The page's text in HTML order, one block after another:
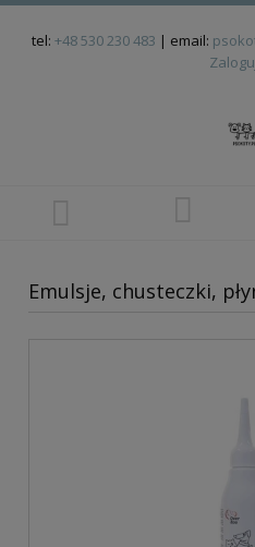
tel: +48 530 230 483 | email:
Emulsje, chusteczki,